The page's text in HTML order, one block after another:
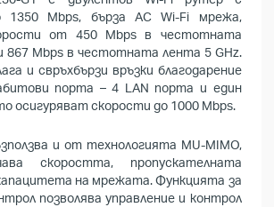
1350 Mbps, бърза AC Wi-Fi мрежа,
от 450 Mbps в честотната
867 Mbps в честотната лента 5 GHz.
и свръхбързи връзки благодарение
порта – 4 LAN порта и един
осигуряват скорости до 1000 Mbps.
и от технологията MU-MIMO,
скоростта, пропускателната
на мрежата. Функцията за
позволява управление и контрол